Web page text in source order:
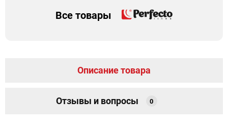
Все товары
Описание товара
Отзывы и вопросы 0